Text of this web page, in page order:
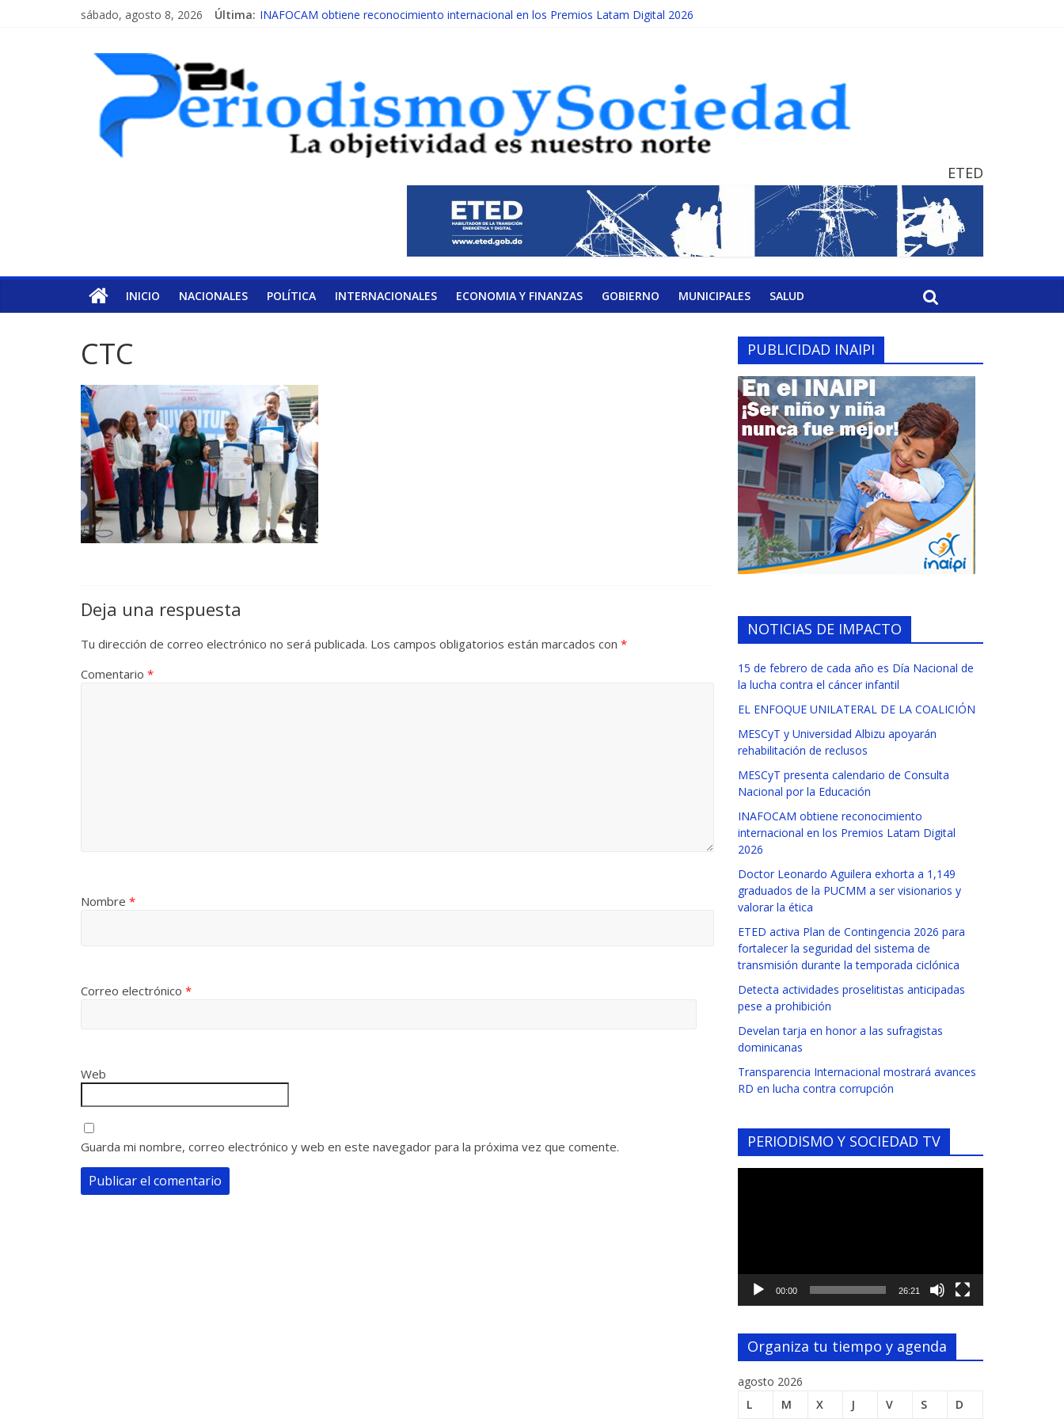
sábado, agosto 8, 2026 Última: INAFOCAM obtiene reconocimiento internacional en los Premios Latam Digital 2026
MESCyT presenta calendario de Consulta Nacional por la Educación
ETED
INICIO NACIONALES POLÍTICA INTERNACIONALES ECONOMIA Y FINANZAS GOBIERNO MUNICIPALES SALUD
CTC
Deja una respuesta
Tu dirección de correo electrónico no será publicada. Los campos obligatorios están marcados con *
Comentario *
Nombre *
Correo electrónico *
Web
Guarda mi nombre, correo electrónico y web en este navegador para la próxima vez que comente.
PUBLICIDAD INAIPI
NOTICIAS DE IMPACTO
15 de febrero de cada año es Día Nacional de
la lucha contra el cáncer infantil
EL ENFOQUE UNILATERAL DE LA COALICIÓN
MESCyT y Universidad Albizu apoyarán
rehabilitación de reclusos
MESCyT presenta calendario de Consulta
Nacional por la Educación
INAFOCAM obtiene reconocimiento
internacional en los Premios Latam Digital
2026
Doctor Leonardo Aguilera exhorta a 1,149
graduados de la PUCMM a ser visionarios y
valorar la ética
ETED activa Plan de Contingencia 2026 para
fortalecer la seguridad del sistema de
transmisión durante la temporada ciclónica
Detecta actividades proselitistas anticipadas
pese a prohibición
Develan tarja en honor a las sufragistas
dominicanas
Transparencia Internacional mostrará avances
RD en lucha contra corrupción
PERIODISMO Y SOCIEDAD TV
00:00 26:21
Organiza tu tiempo y agenda
agosto 2026
L
M X J V S D